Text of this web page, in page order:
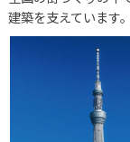
建築を支えています。